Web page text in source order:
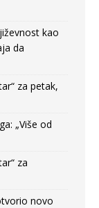
kao
da
za petak,
„Više od
za
novo